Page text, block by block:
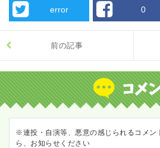
error 0
前の記事
※連投・自演等、悪意の感じられるコメン
ら、お知らせください